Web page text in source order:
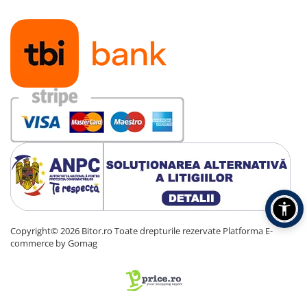
Copyright© 2026 Bitor.ro Toate drepturile rezervate Platforma E-
commerce by Gomag